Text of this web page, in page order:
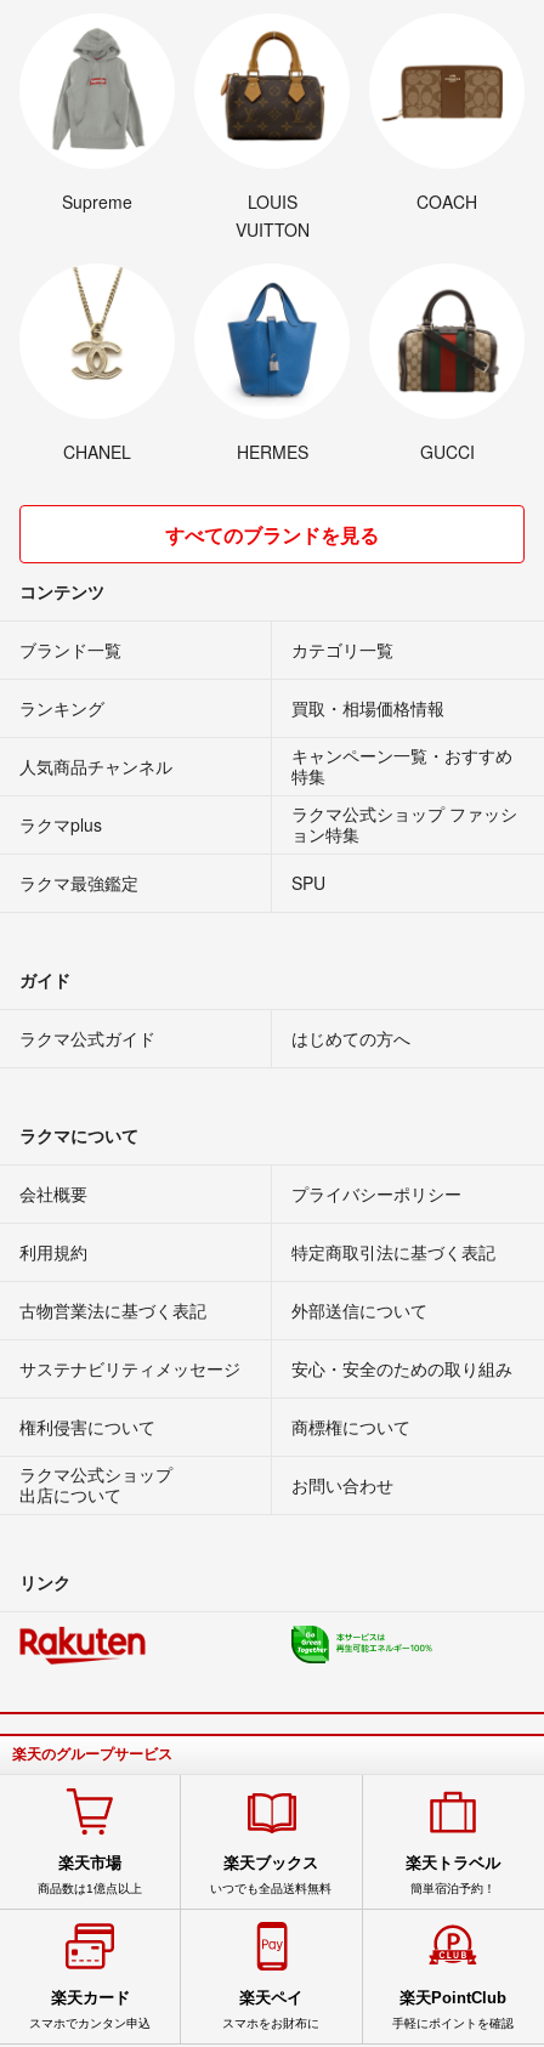
Supreme
LOUIS
VUITTON
COACH
CHANEL HERMES GUCCI
すべてのブランドを見る
コンテンツ
ブランド一覧 カテゴリ一覧
ランキング 買取・相場価格情報
人気商品チャンネル
キャンペーン一覧・おすすめ
特集
ラクマplus
ラクマ公式ショップ ファッシ
ョン特集
ラクマ最強鑑定
SPU
ガイド
ラクマ公式ガイド はじめての方へ
ラクマについて
会社概要 プライバシーポリシー
利用規約 特定商取引法に基づく表記
古物営業法に基づく表記 外部送信について
サステナビリティメッセージ 安心・安全のための取り組み
権利侵害について
商標権について
ラクマ公式ショップ
出店について
お問い合わせ
リンク
楽天のグループサービス
楽天市場
商品数は1億点以上
楽天ブックス
いつでも全品送料無料
楽天トラベル
簡単宿泊予約！
楽天カード
スマホでカンタン申込
楽天ペイ
スマホをお財布に
楽天PointClub
手軽にポイントを確認